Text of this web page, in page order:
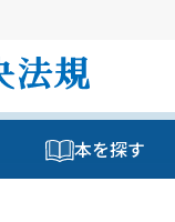
本を探す